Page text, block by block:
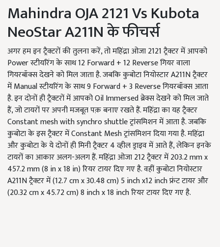
Mahindra OJA 2121 Vs Kubota
NeoStar A211N के फीचर्स
अगर हम इन ट्रैक्टरों की तुलना करें, तो महिंद्रा ओजा 2121 ट्रैक्टर में आपको
Power स्टीयरिंग के साथ 12 Forward + 12 Reverse गियर वाला
गियरबॉक्स देखने को मिल जाता है. जबकि कुबोटा नियोस्टार A211N ट्रैक्टर
में Manual स्टीयरिंग के साथ 9 Forward + 3 Reverse गियरबॉक्स आता
है. इन दोनों ही ट्रैक्टरों में आपको Oil Immersed ब्रेक्स देखने को मिल जाते
हैं, जो टायरों पर अपनी मजबूत पक़ बनाए रखते हैं. महिंद्रा का यह ट्रैक्टर
Constant mesh with synchro shuttle ट्रांसमिशन में आता है. जबकि
कुबोटा के इस ट्रैक्टर में Constant Mesh ट्रांसमिशन दिया गया है. महिंद्रा
और कुबोटा के ये दोनों ही मिनी ट्रैक्टर 4 व्हील ड्राइव में आते हैं, लेकिन इनके
टायरों का आकार अलग-अलग हैं. महिंद्रा ओजा 212 ट्रैक्टर में 203.2 mm x
457.2 mm (8 in x 18 in) रियर टायर दिए गए है. वहीं कुबोटा नियोस्टार
A211N ट्रैक्टर में (12.7 cm x 30.48 cm) 5 inch x12 inch फ्रंट टायर और
(20.32 cm x 45.72 cm) 8 inch x 18 inch रियर टायर दिए गए है.